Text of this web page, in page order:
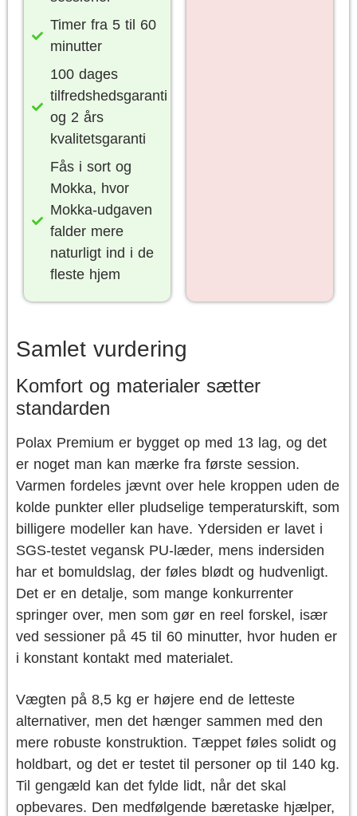
Timer fra 5 til 60
minutter
100 dages
tilfredshedsgaranti
og 2 års
kvalitetsgaranti
Fås i sort og
Mokka, hvor
Mokka-udgaven
falder mere
naturligt ind i de
fleste hjem
Samlet vurdering
Komfort og materialer sætter
standarden
Polax Premium er bygget op med 13 lag, og det
er noget man kan mærke fra første session.
Varmen fordeles jævnt over hele kroppen uden de
kolde punkter eller pludselige temperaturskift, som
billigere modeller kan have. Ydersiden er lavet i
SGS-testet vegansk PU-læder, mens indersiden
har et bomuldslag, der føles blødt og hudvenligt.
Det er en detalje, som mange konkurrenter
springer over, men som gør en reel forskel, især
ved sessioner på 45 til 60 minutter, hvor huden er
i konstant kontakt med materialet.
Vægten på 8,5 kg er højere end de letteste
alternativer, men det hænger sammen med den
mere robuste konstruktion. Tæppet føles solidt og
holdbart, og det er testet til personer op til 140 kg.
Til gengæld kan det fylde lidt, når det skal
opbevares. Den medfølgende bæretaske hjælper,